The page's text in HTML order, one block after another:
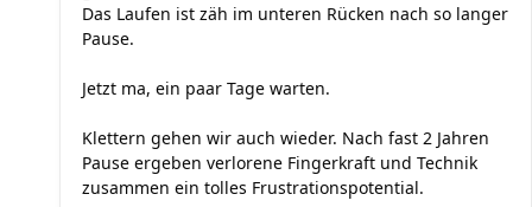
Das Laufen ist zäh im unteren Rücken nach so langer
Pause.
Jetzt ma, ein paar Tage warten.
Klettern gehen wir auch wieder. Nach fast 2 Jahren
Pause ergeben verlorene Fingerkraft und Technik
zusammen ein tolles Frustrationspotential.